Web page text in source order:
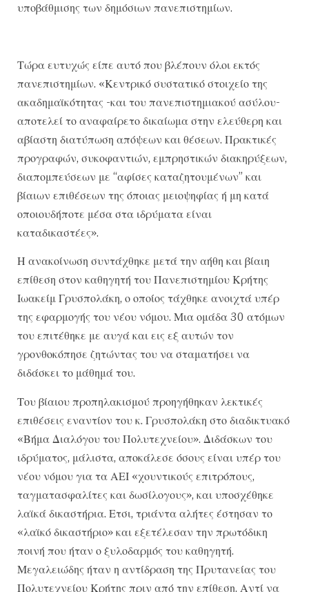
υποβάθμισης των δημόσιων πανεπιστημίων.
Τώρα ευτυχώς είπε αυτό που βλέπουν όλοι εκτός
πανεπιστημίων. «Κεντρικό συστατικό στοιχείο της
ακαδημαϊκότητας -και του πανεπιστημιακού ασύλου-
αποτελεί το αναφαίρετο δικαίωμα στην ελεύθερη και
αβίαστη διατύπωση απόψεων και θέσεων. Πρακτικές
προγραφών, συκοφαντιών, εμπρηστικών διακηρύξεων,
διαπομπεύσεων με “αφίσες καταζητουμένων” και
βίαιων επιθέσεων της όποιας μειοψηφίας ή μη κατά
οποιουδήποτε μέσα στα ιδρύματα είναι
καταδικαστέες».
Η ανακοίνωση συντάχθηκε μετά την αήθη και βίαιη
επίθεση στον καθηγητή του Πανεπιστημίου Κρήτης
Ιωακείμ Γρυσπολάκη, ο οποίος τάχθηκε ανοιχτά υπέρ
της εφαρμογής του νέου νόμου. Μια ομάδα 30 ατόμων
του επιτέθηκε με αυγά και εις εξ αυτών τον
γρονθοκόπησε ζητώντας του να σταματήσει να
διδάσκει το μάθημά του.
Του βίαιου προπηλακισμού προηγήθηκαν λεκτικές
επιθέσεις εναντίον του κ. Γρυσπολάκη στο διαδικτυακό
«Βήμα Διαλόγου του Πολυτεχνείου». Διδάσκων του
ιδρύματος, μάλιστα, αποκάλεσε όσους είναι υπέρ του
νέου νόμου για τα ΑΕΙ «χουντικούς επιτρόπους,
ταγματασφαλίτες και δωσίλογους», και υποσχέθηκε
λαϊκά δικαστήρια. Ετσι, τριάντα αλήτες έστησαν το
«λαϊκό δικαστήριο» και εξετέλεσαν την πρωτόδικη
ποινή που ήταν ο ξυλοδαρμός του καθηγητή.
Μεγαλειώδης ήταν η αντίδραση της Πρυτανείας του
Πολυτεχνείου Κρήτης πριν από την επίθεση. Αντί να